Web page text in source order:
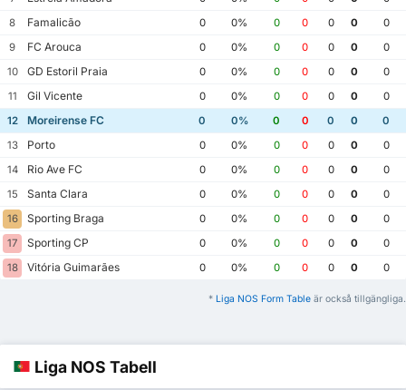
8
Famalicão 0 0% 0 0 0 0
0
9
FC Arouca 0 0% 0 0 0 0
0
10
GD Estoril Praia 0 0% 0 0 0 0
0
11
Gil Vicente 0 0% 0 0 0 0
0
12
Moreirense FC 0 0% 0 0 0 0
0
13
Porto 0 0% 0 0 0 0
0
14
Rio Ave FC 0 0% 0 0 0 0
0
15
Santa Clara 0 0% 0 0 0 0
0
16
Sporting Braga 0 0% 0 0 0 0
0
17
Sporting CP 0 0% 0 0 0 0
0
18
Vitória Guimarães 0 0% 0 0 0 0 0
* Liga NOS Form Table är också tillgängliga.
Liga NOS Tabell